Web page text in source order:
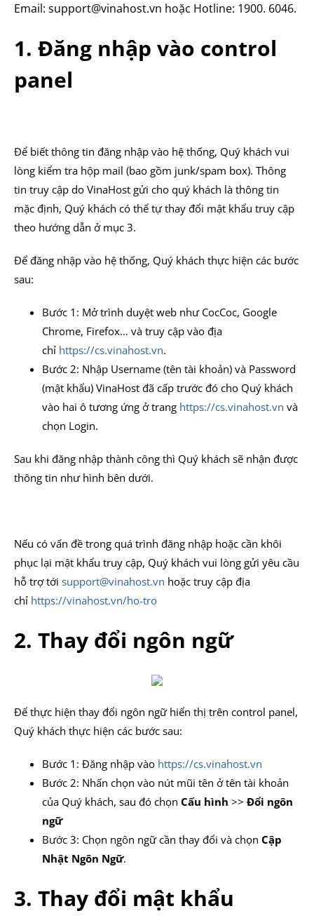
Email: support@vinahost.vn hoặc Hotline: 1900. 6046.
1. Đăng nhập vào control
panel
Để biết thông tin đăng nhập vào hệ thống, Quý khách vui
lòng kiểm tra hộp mail (bao gồm junk/spam box). Thông
tin truy cập do VinaHost gửi cho quý khách là thông tin
mặc định, Quý khách có thể tự thay đổi mật khẩu truy cập
theo hướng dẫn ở mục 3.
Để đăng nhập vào hệ thống, Quý khách thực hiện các bước
sau:
Bước 1: Mở trình duyệt web như CocCoc, Google
Chrome, Firefox… và truy cập vào địa
chỉ https://cs.vinahost.vn.
Bước 2: Nhập Username (tên tài khoản) và Password
(mật khẩu) VinaHost đã cấp trước đó cho Quý khách
vào hai ô tương ứng ở trang https://cs.vinahost.vn và
chọn Login.
Sau khi đăng nhập thành công thì Quý khách sẽ nhận được
thông tin như hình bên dưới.
Nếu có vấn đề trong quá trình đăng nhập hoặc cần khôi
phục lại mật khẩu truy cập, Quý khách vui lòng gửi yêu cầu
hỗ trợ tới support@vinahost.vn hoặc truy cập địa
chỉ https://vinahost.vn/ho-tro
2. Thay đổi ngôn ngữ
Để thực hiện thay đổi ngôn ngữ hiển thị trên control panel,
Quý khách thực hiện các bước sau:
Bước 1: Đăng nhập vào https://cs.vinahost.vn
Bước 2: Nhấn chọn vào nút mũi tên ở tên tài khoản
của Quý khách, sau đó chọn Cấu hình >> Đổi ngôn
ngữ
Bước 3: Chọn ngôn ngữ cần thay đổi và chọn Cập
Nhật Ngôn Ngữ.
3. Thay đổi mật khẩu